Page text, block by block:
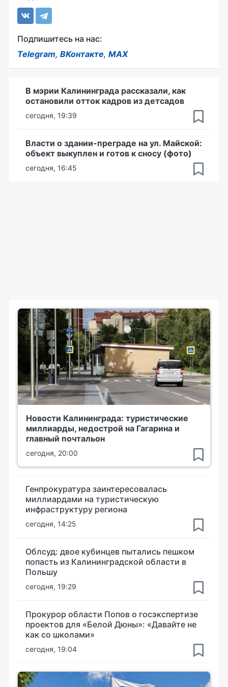
Подпишитесь на нас:
Telegram, ВКонтакте, MAX
В мэрии Калининграда рассказали, как
остановили отток кадров из детсадов
сегодня, 19:39
Власти о здании-преграде на ул. Майской:
объект выкуплен и готов к сносу (фото)
сегодня, 16:45
Новости Калининграда: туристические
миллиарды, недострой на Гагарина и
главный почтальон
сегодня, 20:00
Генпрокуратура заинтересовалась
миллиардами на туристическую
инфраструктуру региона
сегодня, 14:25
Облсуд: двое кубинцев пытались пешком
попасть из Калининградской области в
Польшу
сегодня, 19:29
Прокурор области Попов о госэкспертизе
проектов для «Белой Дюны»: «Давайте не
как со школами»
сегодня, 19:04